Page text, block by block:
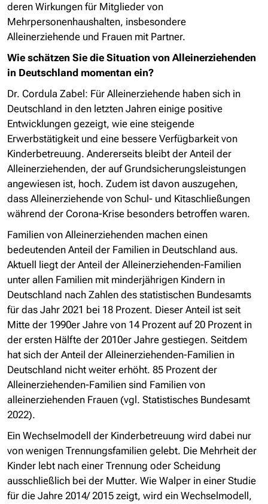
deren Wirkungen für Mitglieder von
Mehrpersonenhaushalten, insbesondere
Alleinerziehende und Frauen mit Partner.
Wie schätzen Sie die Situation von Alleinerziehenden
in Deutschland momentan ein?
Dr. Cordula Zabel: Für Alleinerziehende haben sich in
Deutschland in den letzten Jahren einige positive
Entwicklungen gezeigt, wie eine steigende
Erwerbstätigkeit und eine bessere Verfügbarkeit von
Kinderbetreuung. Andererseits bleibt der Anteil der
Alleinerziehenden, der auf Grundsicherungsleistungen
angewiesen ist, hoch. Zudem ist davon auszugehen,
dass Alleinerziehende von Schul- und Kitaschließungen
während der Corona-Krise besonders betroffen waren.
Familien von Alleinerziehenden machen einen
bedeutenden Anteil der Familien in Deutschland aus.
Aktuell liegt der Anteil der Alleinerziehenden-Familien
unter allen Familien mit minderjährigen Kindern in
Deutschland nach Zahlen des statistischen Bundesamts
für das Jahr 2021 bei 18 Prozent. Dieser Anteil ist seit
Mitte der 1990er Jahre von 14 Prozent auf 20 Prozent in
der ersten Hälfte der 2010er Jahre gestiegen. Seitdem
hat sich der Anteil der Alleinerziehenden-Familien in
Deutschland nicht weiter erhöht. 85 Prozent der
Alleinerziehenden-Familien sind Familien von
alleinerziehenden Frauen (vgl. Statistisches Bundesamt
2022).
Ein Wechselmodell der Kinderbetreuung wird dabei nur
von wenigen Trennungsfamilien gelebt. Die Mehrheit der
Kinder lebt nach einer Trennung oder Scheidung
ausschließlich bei der Mutter. Wie Walper in einer Studie
für die Jahre 2014/ 2015 zeigt, wird ein Wechselmodell,